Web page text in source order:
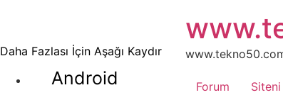
Daha Fazlası İçin Aşağı Kaydır
Android
atla
Forum